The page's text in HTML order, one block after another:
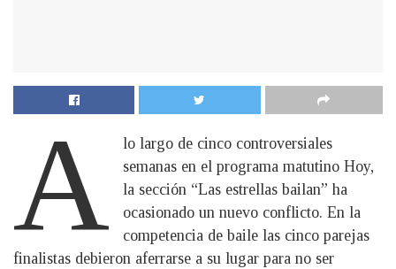
A
lo largo de cinco controversiales
semanas en el programa matutino Hoy,
la sección “Las estrellas bailan” ha
ocasionado un nuevo conflicto. En la
competencia de baile las cinco parejas
finalistas debieron aferrarse a su lugar para no ser